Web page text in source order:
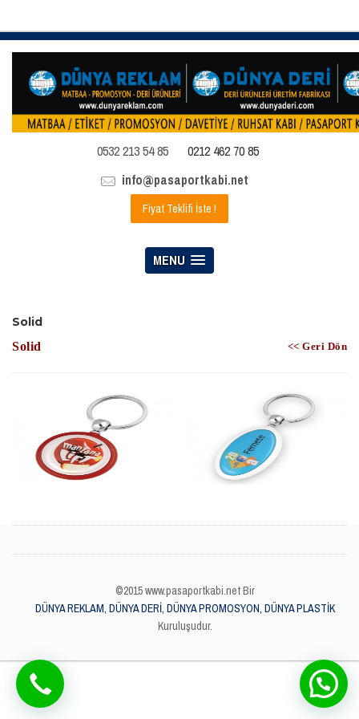
0532 213 54 85
0212 462 70 85
info@pasaportkabi.net
Fiyat Teklifi İste !
MENU
Solid
Solid << Geri Dön
©2015 www.pasaportkabi.net Bir
DÜNYA REKLAM, DÜNYA DERİ, DÜNYA PROMOSYON, DÜNYA PLASTİK
Kuruluşudur.